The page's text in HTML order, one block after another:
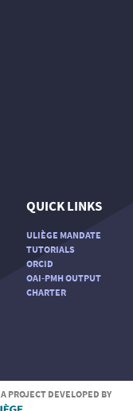
QUICK LINKS
ULIÈGE MANDATE
TUTORIALS
ORCID
OAI-PMH OUTPUT
CHARTER
PROJECT DEVELOPED BY